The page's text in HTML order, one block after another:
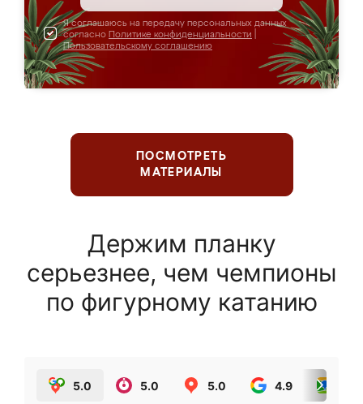
Я соглашаюсь на передачу персональных данных
согласно Политике конфиденциальности
Пользовательскому соглашению
ПОСМОТРЕТЬ
МАТЕРИАЛЫ
Держим планку
серьезнее, чем чемпионы
по фигурному катанию
5.0 5.0 5.0 4.9